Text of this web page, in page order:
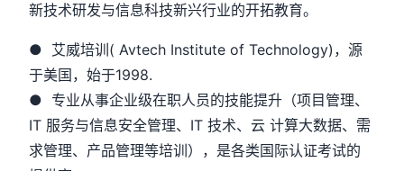
新技术研发与信息科技新兴行业的开拓教育。
● 艾威培训( Avtech Institute of Technology)，源
于美国，始于1998.
● 专业从事企业级在职人员的技能提升（项目管理、
IT 服务与信息安全管理、IT 技术、云 计算大数据、需
求管理、产品管理等培训），是各类国际认证考试的